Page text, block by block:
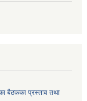
बैठकका प्रस्ताव तथा